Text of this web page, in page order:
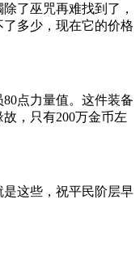
了巫咒再难找到了，
多少，现在它的价格
点力量值。这件装备
，只有200万金币左
这些，祝平民阶层早